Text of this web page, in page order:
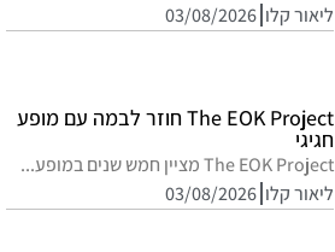
ליאור קלו 03/08/2026
The EOK Project חוזר לבמה עם מופע
חגיגי
The EOK Project מציין חמש שנים במופע...
ליאור קלו 03/08/2026